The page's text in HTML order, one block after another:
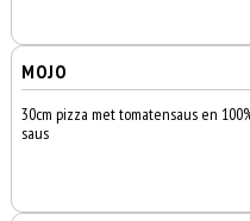
MOJO
30cm pizza met tomatensaus en
saus